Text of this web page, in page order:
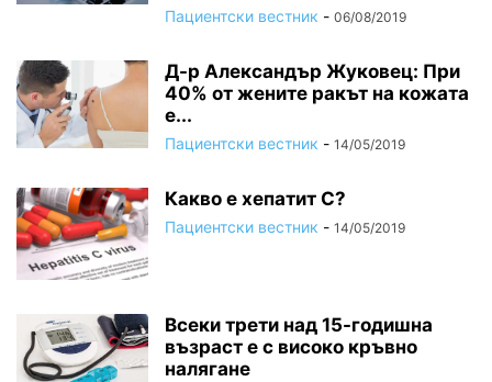
Пациентски вестник - 06/08/2019
Д-р Александър Жуковец: При
40% от жените ракът на кожата
е...
Пациентски вестник - 14/05/2019
Какво е хепатит C?
Пациентски вестник - 14/05/2019
Всеки трети над 15-годишна
възраст е с високо кръвно
налягане